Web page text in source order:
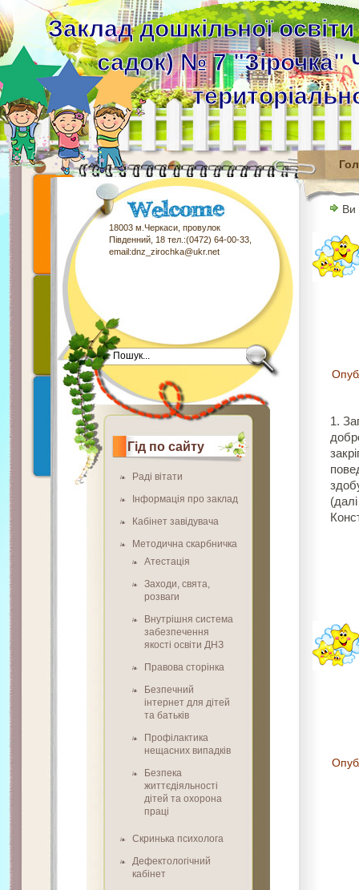
Заклад дошкільної
садок) № 7 "Зірочка"
18003 м.Черкаси, провулок
Південний, 18 тел.:(0472) 64-00-33,
email:dnz_zirochka@ukr.net
Гід по сайту
Раді вітати
Інформація про заклад
Кабінет завідувача
Методична скарбничка
Атестація
Заходи, свята,
розваги
Внутрішня система
забезпечення
якості освіти ДНЗ
Правова сторінка
Безпечний
інтернет для дітей
та батьків
Профілактика
нещасних випадків
Безпека
життєдіяльності
дітей та охорона
праці
Скринька психолога
Дефектологічний
кабінет
Ви
1.